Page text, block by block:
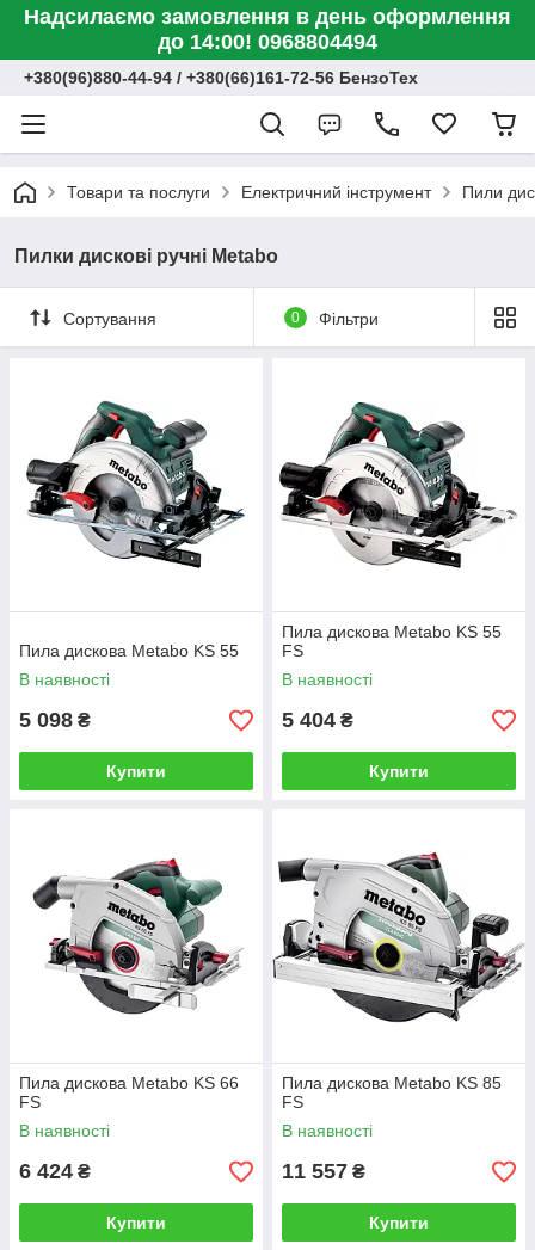
Надсилаємо замовлення в день оформлення
до 14:00! 0968804494
+380(96)880-44-94 / +380(66)161-72-56 БензоТех
Товари та послуги Електричний інструмент Пили
Пилки дискові ручні Metabo
Сортування 0 Фільтри
Пила дискова Metabo KS 55
В наявності
5 098 ₴
Купити
Пила дискова Metabo KS 55
FS
В наявності
5 404 ₴
Купити
Пила дискова Metabo KS 66
FS
В наявності
6 424 ₴
Купити
Пила дискова Metabo KS 85
FS
В наявності
11 557 ₴
Купити